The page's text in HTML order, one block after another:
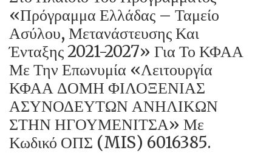
«Πρόγραμμα Ελλάδας – Ταμείο
Ασύλου, Μετανάστευσης Και
Ένταξης 2021-2027» Για Το ΚΦΑΑ
Με Την Επωνυμία «Λειτουργία
ΚΦΑΑ ΔΟΜΗ ΦΙΛΟΞΕΝΙΑΣ
ΑΣΥΝΟΔΕΥΤΩΝ ΑΝΗΛΙΚΩΝ
ΣΤΗΝ ΗΓΟΥΜΕΝΙΤΣΑ» Με
Κωδικό ΟΠΣ (MIS) 6016385.